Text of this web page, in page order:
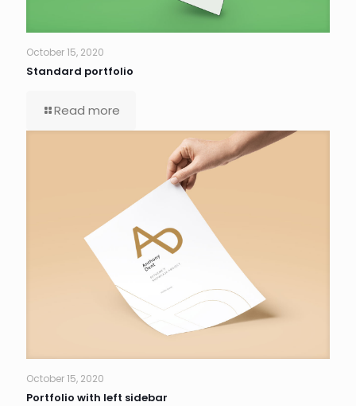
October 15, 2020
Standard portfolio
Read more
October 15, 2020
Portfolio with left sidebar